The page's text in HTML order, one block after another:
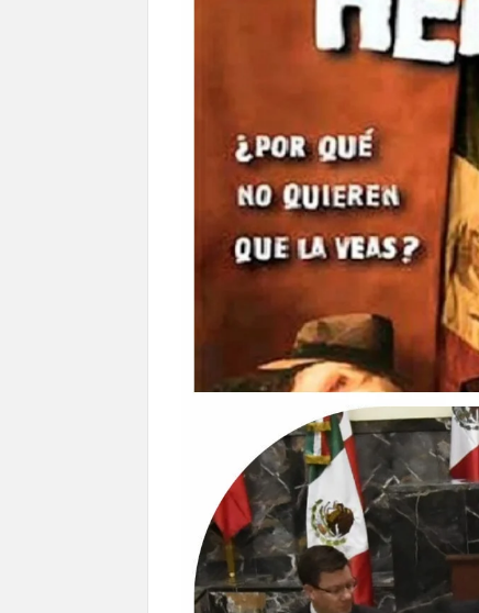
Lanza Municipio convocatoria
Invitan a descubrir la escena
Conmemorará Casa Chihuahua el
Continúa abierta la convocatoria
Inaugura Municipio exposición
Arranca Ofech su Temporada de
Invita Secretaría de Cultura al
Amplía Biblioteca Central “Carlos